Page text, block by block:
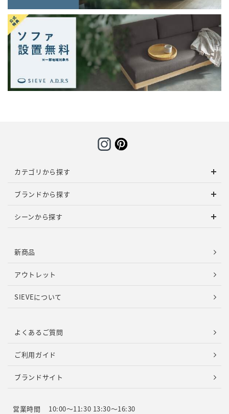
カテゴリから探す
ブランドから探す
シーンから探す
新商品
アウトレット
SIEVEについて
よくあるご質問
ご利用ガイド
ブランドサイト
営業時間 10:00～11:30 13:30～16:30